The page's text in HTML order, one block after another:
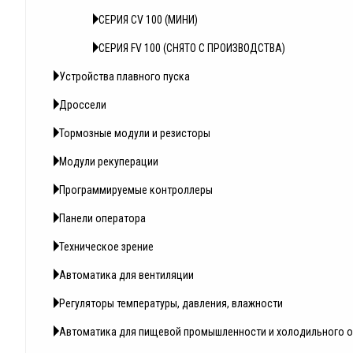
СЕРИЯ СV 100 (МИНИ)
СЕРИЯ FV 100 (СНЯТО С ПРОИЗВОДСТВА)
Устройства плавного пуска
Дроссели
Тормозные модули и резисторы
Модули рекуперации
Программируемые контроллеры
Панели оператора
Техническое зрение
Автоматика для вентиляции
Регуляторы температуры, давления, влажности
Автоматика для пищевой промышленности и холодильного